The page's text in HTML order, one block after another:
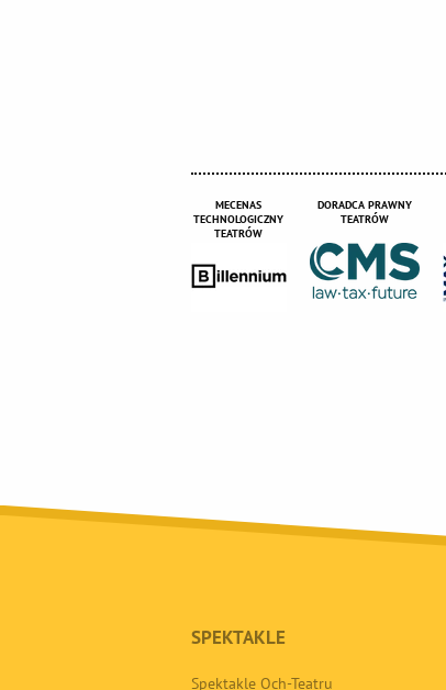
MECENAS
TECHNOLOGICZNY
TEATRÓW
DORADCA PRAWNY
TEATRÓW
SPEKTAKLE
Spektakle Och-Teatru